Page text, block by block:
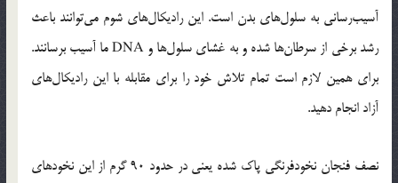
آسیب‌رسانی به سلول‌های بدن است. این رادیکا‌ل‌های شوم می‌توانند باعث
رشد برخی از سرطان‌ها شده و به غشای سلول‌ها و DNA ما آسیب برسانند.
برای همین لازم است تمام تلاش خود را برای مقابله با این رادیکال‌های
آزاد انجام دهید.
نصف فنجان نخودفرنگی پاک شده یعنی در حدود 90 گرم از این نخودهای